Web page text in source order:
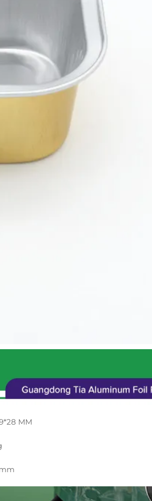
MM